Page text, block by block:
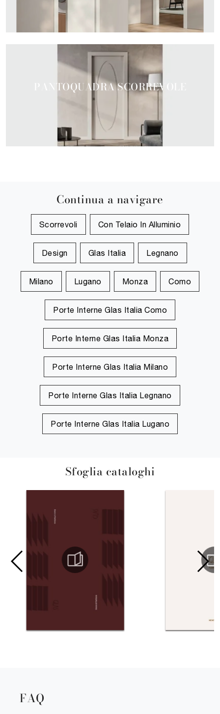
PANTOQUADRA SCORREVOLE
Continua a navigare
Scorrevoli Con Telaio In Alluminio
Design Glas Italia Legnano
Milano Lugano Monza Como
Porte Interne Glas Italia Como
Porte Interne Glas Italia Monza
Porte Interne Glas Italia Milano
Porte Interne Glas Italia Legnano
Porte Interne Glas Italia Lugano
Sfoglia cataloghi
FAQ